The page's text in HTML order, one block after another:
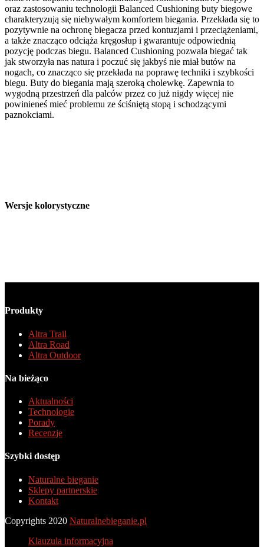
oraz zastosowaniu technologii Balanced Cushioning buty biegowe
charakteryzują się niebywałym komfortem biegania. Przekłada się to
pozytywnie na ochronę biegacza przed kontuzjami i przeciążeniami,
a także znacząco odciąża kręgosłup i gwarantuje odpowiednią
pozycję podczas biegu. Balanced Cushioning pozwala biegać tak
jak stworzyła nas natura i poczuć się jakbyś nie miał butów na
nogach, co znacząco się przekłada na poprawę techniki i szybkości
biegu. Buty do biegania mają szeroką cholewkę. Zapewnia to
wygodną przestrzeń dla palców przez co już nigdy więcej nie
powinieneś mieć problemu ze ściśniętą stopą i schodzącymi
paznokciami.
Wersje kolorystyczne
Produkty
Altra Trail
Altra Road
Altra Outdoor
Na bieżąco
Aktualności
Technologie
Porady
Recenzje
Szybki dostęp
Naturalne bieganie
Sklepy partnerskie
Kontakt
Copyrights 2020 Naturalnebieganie.pl
Klauzula informacyjna